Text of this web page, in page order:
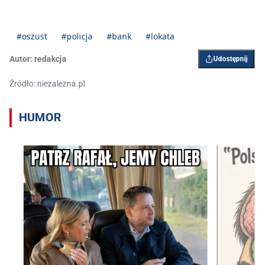
#oszust #policja #bank #lokata
Autor: redakcja Udostępnij
Źródło: niezalezna.pl
HUMOR